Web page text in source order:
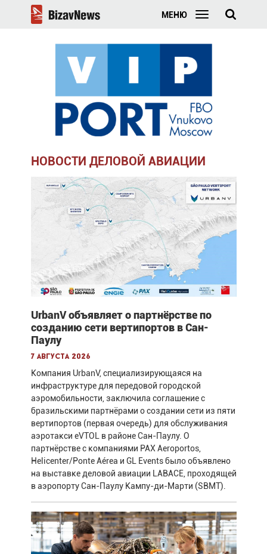
МЕНЮ
НОВОСТИ ДЕЛОВОЙ АВИАЦИИ
UrbanV объявляет о партнёрстве по
созданию сети вертипортов в Сан-
Паулу
7 августа 2026
Компания UrbanV, специализирующаяся на
инфраструктуре для передовой городской
аэромобильности, заключила соглашение с
бразильскими партнёрами о создании сети из пяти
вертипортов (первая очередь) для обслуживания
аэротакси eVTOL в районе Сан-Паулу. О
партнёрстве с компаниями PAX Aeroportos,
Helicenter/Ponte Aérea и GL Events было объявлено
на выставке деловой авиации LABACE, проходящей
в аэропорту Сан-Паулу Кампу-ди-Марти (SBMT).